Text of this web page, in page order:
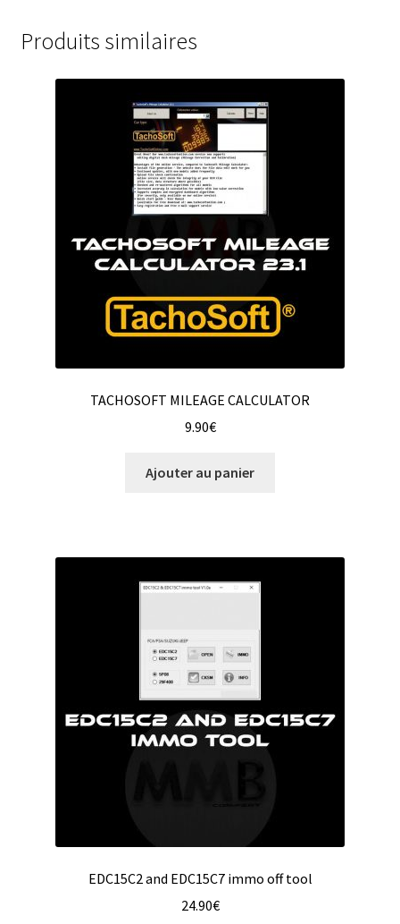
Produits similaires
TACHOSOFT MILEAGE CALCULATOR
9.90€
Ajouter au panier
EDC15C2 and EDC15C7 immo off tool
24.90€